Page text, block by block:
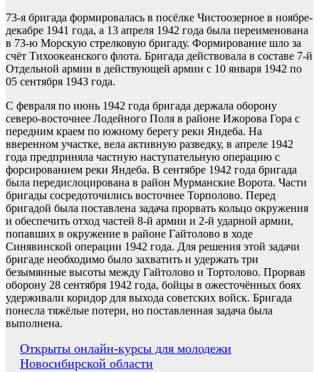
73-я бригада формировалась в посёлке Чистоозерное в ноябре-
декабре 1941 года, а 13 апреля 1942 года была переименована
в 73-ю Морскую стрелковую бригаду. Формирование шло за
счёт Тихоокеанского флота. Бригада действовала в составе 7-й
Отдельной армии в действующей армии с 10 января 1942 по
05 сентября 1943 года.
С февраля по июнь 1942 года бригада держала оборону
северо-восточнее Лодейного Поля в районе Ижорова Гора с
передним краем по южному берегу реки Яндеба. На
вверенном участке, вела активную разведку, в апреле 1942
года предприняла частную наступательную операцию с
форсированием реки Яндеба. В сентябре 1942 года бригада
была передислоцирована в район Мурманские Ворота. Части
бригады сосредоточились восточнее Торполово. Перед
бригадой была поставлена задача прорвать кольцо окружения
и обеспечить отход частей 8-й армии и 2-й ударной армии,
попавших в окружение в районе Гайтолово в ходе
Синявинской операции 1942 года. Для решения этой задачи
бригаде необходимо было захватить и удержать три
безымянные высоты между Гайтолово и Тортолово. Прорвав
оборону 28 сентября 1942 года, бойцы в ожесточённых боях
удерживали коридор для выхода советских войск. Бригада
понесла тяжёлые потери, но поставленная задача была
выполнена.
Навигация
Открыты онлайн-курсы для молодежи
Новосибирской области